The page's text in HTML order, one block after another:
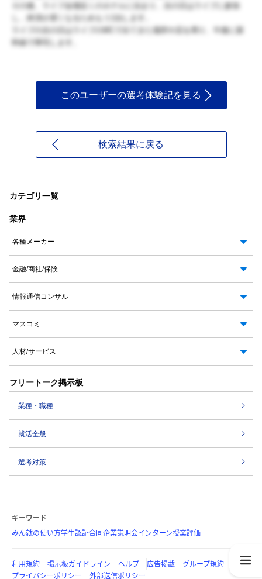
その後、ライブ会場近くのホテルに泊まり、次の日はライブに参加
し、終演が遅くなるためもう1泊します。
ライブの次の日はライブのMCで出てきた場所や店を周り、午後に新
幹線で帰宅します。
このユーザーの選考体験記を見る
検索結果に戻る
カテゴリ一覧
業界
各種メーカー
金融/商社/保険
情報通信コンサル
マスコミ
人材/サービス
フリートーク掲示板
業種・職種
就活全般
選考対策
キーワード
みん就の使い方学生認証合同企業説明会インターン授業評価
利用規約 掲示板ガイドライン ヘルプ 広告掲載
グループ規約
プライバシーポリシー
外部送信ポリシー